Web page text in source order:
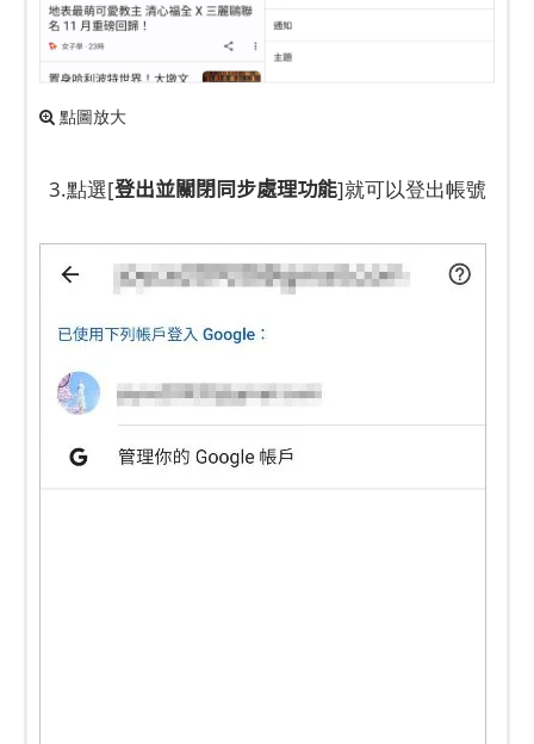
點圖放大
3.點選[登出並關閉同步處理功能]就可以登出帳號